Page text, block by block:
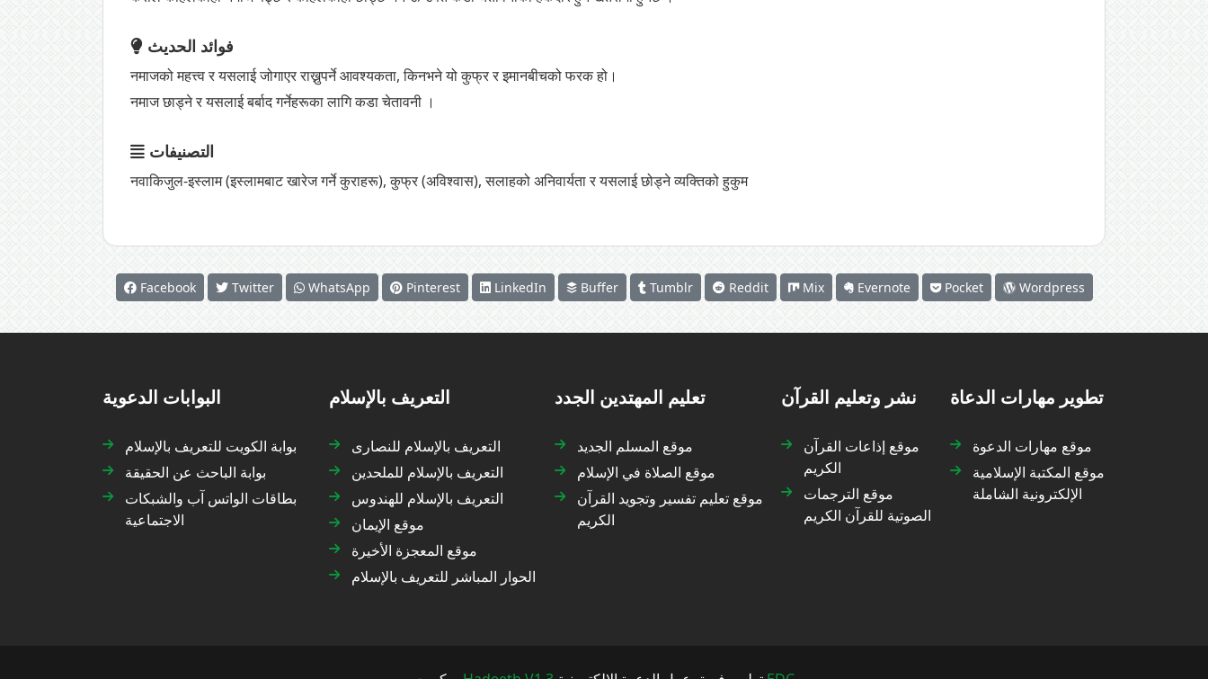
فوائد الحديث
नमाजको महत्त्व र यसलाई जोगाएर राख्नुपर्ने आवश्यकता, किनभने यो कुफ्र र इमानबीचको फरक हो।
नमाज छाड्ने र यसलाई बर्बाद गर्नेहरूका लागि कडा चेतावनी ।
التصنيفات
नवाकिजुल-इस्लाम (इस्लामबाट खारेज गर्ने कुराहरू),कुफ्र (अविश्वास),सलाहको अनिवार्यता र यसलाई छोड्ने व्यक्तिको हुकुम
Facebook Twitter WhatsApp Pinterest LinkedIn Buffer Tumblr Reddit Mix Evernote Pocket Wordpress
البوابات الدعوية
بوابة الكويت للتعريف بالإسلام
بوابة الباحث عن الحقيقة
بطاقات الواتس آب والشبكات
الاجتماعية
التعريف بالإسلام
التعريف بالإسلام للنصارى
التعريف بالإسلام للملحدين
التعريف بالإسلام للهندوس
موقع الإيمان
موقع المعجزة الأخيرة
الحوار المباشر للتعريف بالإسلام
تعليم المهتدين الجدد
موقع المسلم الجديد
موقع الصلاة في الإسلام
موقع تعليم تفسير وتجويد القرآن
الكريم
نشر وتعليم القرآن
موقع إذاعات القرآن
الكريم
موقع الترجمات
الصوتية للقرآن الكريم
تطوير مهارات الدعاة
موقع مهارات الدعوة
موقع المكتبة الإسلامية
الإلكترونية الشاملة